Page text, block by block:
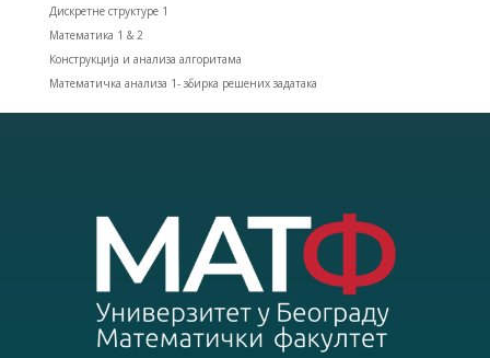
Дискретне структуре 1
Математика 1 & 2
Конструкција и анализа алгоритама
Математичка анализа 1- збирка решених задатака